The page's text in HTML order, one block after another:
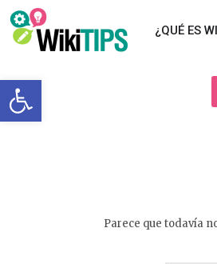
Abrir barra de
¿QUÉ ES
Parece que todavía